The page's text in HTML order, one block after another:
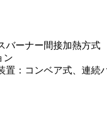
バーナー間接加熱方式
ン
置：コンベア式、連続